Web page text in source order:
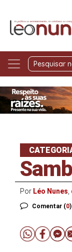
Por Léo Nunes
Comentar (0)